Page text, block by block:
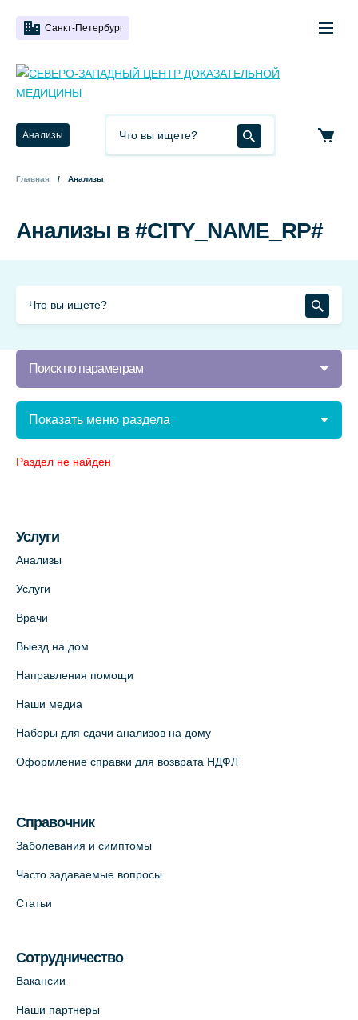
Санкт-Петербург
Анализы
Главная Анализы
Анализы в #CITY_NAME_RP#
Поиск по параметрам
Показать меню раздела
Раздел не найден
Услуги
Анализы
Услуги
Врачи
Выезд на дом
Направления помощи
Наши медиа
Наборы для сдачи анализов на дому
Оформление справки для возврата НДФЛ
Справочник
Заболевания и симптомы
Часто задаваемые вопросы
Статьи
Сотрудничество
Вакансии
Наши партнеры